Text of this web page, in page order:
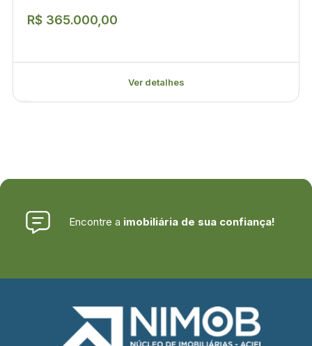
R$ 365.000,00
Ver detalhes
Encontre a imobiliária de sua confiança!